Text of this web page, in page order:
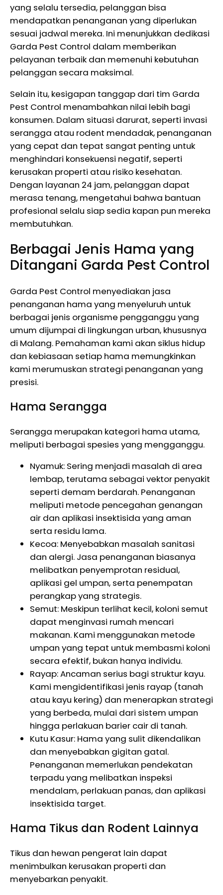
yang selalu tersedia, pelanggan bisa
mendapatkan penanganan yang diperlukan
sesuai jadwal mereka. Ini menunjukkan dedikasi
Garda Pest Control dalam memberikan
pelayanan terbaik dan memenuhi kebutuhan
pelanggan secara maksimal.
Selain itu, kesigapan tanggap dari tim Garda
Pest Control menambahkan nilai lebih bagi
konsumen. Dalam situasi darurat, seperti invasi
serangga atau rodent mendadak, penanganan
yang cepat dan tepat sangat penting untuk
menghindari konsekuensi negatif, seperti
kerusakan properti atau risiko kesehatan.
Dengan layanan 24 jam, pelanggan dapat
merasa tenang, mengetahui bahwa bantuan
profesional selalu siap sedia kapan pun mereka
membutuhkan.
Berbagai Jenis Hama yang
Ditangani Garda Pest Control
Garda Pest Control menyediakan jasa
penanganan hama yang menyeluruh untuk
berbagai jenis organisme pengganggu yang
umum dijumpai di lingkungan urban, khususnya
di Malang. Pemahaman kami akan siklus hidup
dan kebiasaan setiap hama memungkinkan
kami merumuskan strategi penanganan yang
presisi.
Hama Serangga
Serangga merupakan kategori hama utama,
meliputi berbagai spesies yang mengganggu.
Nyamuk: Sering menjadi masalah di area
lembap, terutama sebagai vektor penyakit
seperti demam berdarah. Penanganan
meliputi metode pencegahan genangan
air dan aplikasi insektisida yang aman
serta residu lama.
Kecoa: Menyebabkan masalah sanitasi
dan alergi. Jasa penanganan biasanya
melibatkan penyemprotan residual,
aplikasi gel umpan, serta penempatan
perangkap yang strategis.
Semut: Meskipun terlihat kecil, koloni semut
dapat menginvasi rumah mencari
makanan. Kami menggunakan metode
umpan yang tepat untuk membasmi koloni
secara efektif, bukan hanya individu.
Rayap: Ancaman serius bagi struktur kayu.
Kami mengidentifikasi jenis rayap (tanah
atau kayu kering) dan menerapkan strategi
yang berbeda, mulai dari sistem umpan
hingga perlakuan barier cair di tanah.
Kutu Kasur: Hama yang sulit dikendalikan
dan menyebabkan gigitan gatal.
Penanganan memerlukan pendekatan
terpadu yang melibatkan inspeksi
mendalam, perlakuan panas, dan aplikasi
insektisida target.
Hama Tikus dan Rodent Lainnya
Tikus dan hewan pengerat lain dapat
menimbulkan kerusakan properti dan
menyebarkan penyakit.